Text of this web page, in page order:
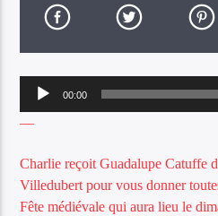
LAURENT CAVALIE
Manhagueta
Escotatz Ràdio Lengadòc !
Lecteur
00:00
—
Charlie reçoit Guadalupe Catuffe
Villedubert pour vous donner
Fête médiévale qui aura lieu le